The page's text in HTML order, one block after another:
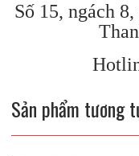
Số 15, ngách
Sản phẩm tương